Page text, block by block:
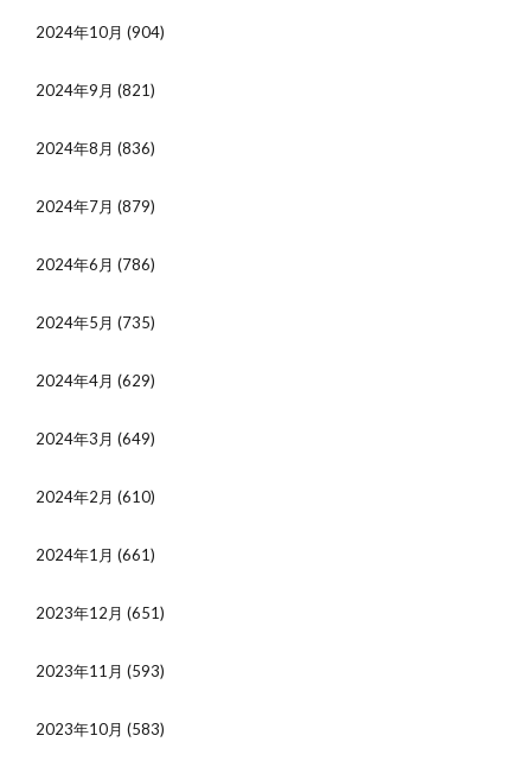
2024年10月 (904)
2024年9月 (821)
2024年8月 (836)
2024年7月 (879)
2024年6月 (786)
2024年5月 (735)
2024年4月 (629)
2024年3月 (649)
2024年2月 (610)
2024年1月 (661)
2023年12月 (651)
2023年11月 (593)
2023年10月 (583)